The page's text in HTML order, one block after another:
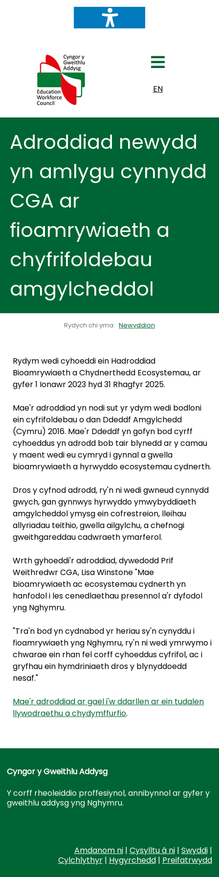
Dewiswch eich iaith
EN
Adroddiad newydd
yn amlygu cynnydd
CGA ar
fioamrywiaeth a
chyfrifoldebau
amgylcheddol
Rydych chi yma: Newyddion
Rydym wedi cyhoeddi ein Hadroddiad
Bioamrywiaeth a Chydnerthedd Ecosystemau, ar
gyfer 1 Ionawr 2023 hyd 31 Rhagfyr 2025.
Mae'r adroddiad yn nodi sut yr ydym wedi bodloni
ein cyfrifoldebau o dan Ddeddf Amgylchedd
(Cymru) 2016. Mae'r Ddeddf yn gofyn bod cyrff
cyhoeddus yn adrodd bob tair blynedd ar y camau
y maent wedi eu cymryd i gynnal a gwella
bioamrywiaeth a hyrwyddo ecosystemau cydnerth.
Dros y cyfnod adrodd, ry'n ni wedi gwneud cynnydd
gwych, gan gynnwys hyrwyddo ymwybyddiaeth
amgylcheddol ymysg ein cofrestreion, lleihau
allyriadau teithio, gwella ailgylchu, a chefnogi
gweithgareddau cadwraeth ymarferol.
Wrth gyhoeddi'r adroddiad, dywedodd Prif
Weithredwr CGA, Lisa Winstone "Mae
bioamrywiaeth ac ecosystemau cydnerth yn
hanfodol i les cenedlaethau presennol a'r dyfodol
yng Nghymru.
"Tra'n bod yn cydnabod yr heriau sy'n cynyddu i
fioamrywiaeth yng Nghymru, ry'n ni wedi ymrwymo i
chwarae ein rhan fel corff cyhoeddus cyfrifol, ac i
gryfhau ein hymdriniaeth dros y blynyddoedd
nesaf."
Mae'r adroddiad ar gael i'w ddarllen ar ein tudalen
llywodraethu a chydymffurfio.
Cyngor y Gweithlu Addysg
Y corff rheoleiddio proffesiynol, annibynnol ar gyfer y
gweithlu addysg yng Nghymru.
Amdanom ni| Cysylltu â ni| Swyddi|
Cylchlythyr| Hygyrchedd| Preifatrwydd